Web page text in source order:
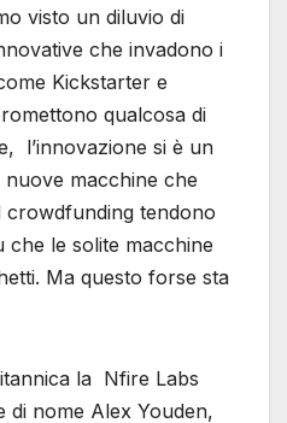
visto un diluvio di
che invadono i
Kickstarter e
qualcosa di
l’innovazione si è un
nuove macchine che
crowdfunding tendono
che le solite macchine
Ma questo forse sta
la Nfire Labs
di nome Alex Youden,